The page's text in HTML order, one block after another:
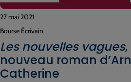
27 mai 2021
Bourse Écrivain
Les nouvelles vagues
nouveau roman
Catherine